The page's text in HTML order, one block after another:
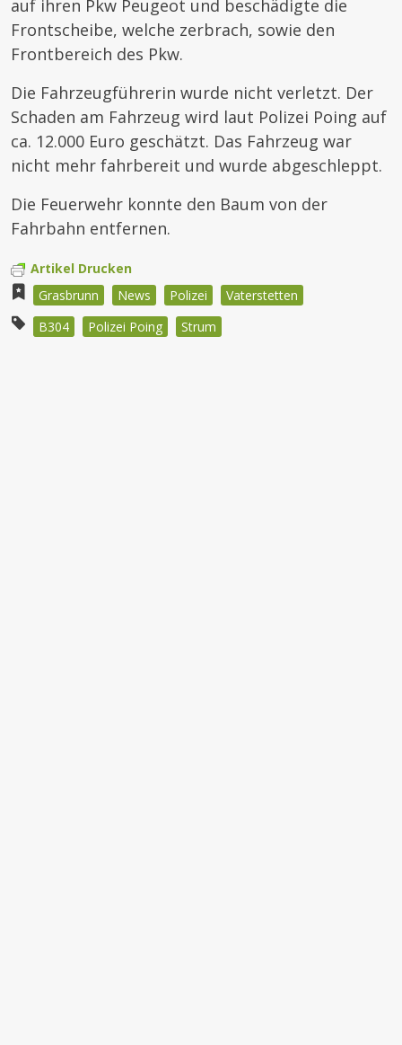
auf ihren Pkw Peugeot und beschädigte die
Frontscheibe, welche zerbrach, sowie den
Frontbereich des Pkw.
Die Fahrzeugführerin wurde nicht verletzt. Der
Schaden am Fahrzeug wird laut Polizei Poing auf
ca. 12.000 Euro geschätzt. Das Fahrzeug war
nicht mehr fahrbereit und wurde abgeschleppt.
Die Feuerwehr konnte den Baum von der
Fahrbahn entfernen.
Artikel Drucken
Grasbrunn
News Polizei
Vaterstetten
B304
Polizei Poing Strum